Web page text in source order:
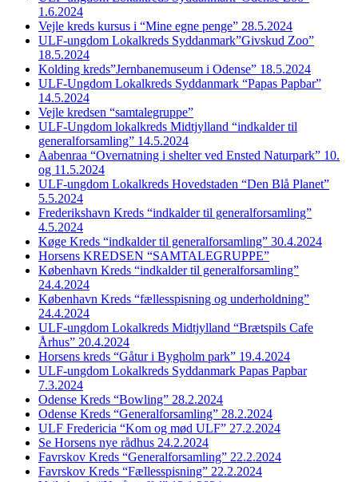
1.6.2024
Vejle kreds kursus i “Mine egne penge” 28.5.2024
ULF-ungdom Lokalkreds Syddanmark”Givskud Zoo”
18.5.2024
Kolding kreds”Jernbanemuseum i Odense” 18.5.2024
ULF-Ungdom Lokalkreds Syddanmark “Papas Papbar”
14.5.2024
Vejle kredsen “samtalegruppe”
ULF-Ungdom lokalkreds Midtjylland “indkalder til
generalforsamling” 14.5.2024
Aabenraa “Overnatning i shelter ved Ensted Naturpark” 10.
og 11.5.2024
ULF-ungdom Lokalkreds Hovedstaden “Den Blå Planet”
5.5.2024
Frederikshavn Kreds “indkalder til generalforsamling”
4.5.2024
Køge Kreds “indkalder til generalforsamling” 30.4.2024
Horsens KREDSEN “SAMTALEGRUPPE”
København Kreds “indkalder til generalforsamling”
24.4.2024
København Kreds “fællesspisning og underholdning”
24.4.2024
ULF-ungdom Lokalkreds Midtjylland “Brætspils Cafe
Århus” 20.4.2024
Horsens kreds “Gåtur i Bygholm park” 19.4.2024
ULF-ungdom Lokalkreds Syddanmark Papas Papbar
7.3.2024
Odense Kreds “Bowling” 28.2.2024
Odense Kreds “Generalforsamling” 28.2.2024
ULF Fredericia “Kom og mød ULF” 27.2.2024
Se Horsens nye rådhus 24.2.2024
Favrskov Kreds “Generalforsamling” 22.2.2024
Favrskov Kreds “Fællesspisning” 22.2.2024